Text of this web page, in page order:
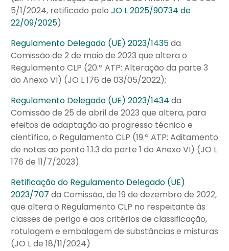
5/1/2024, retificado pelo JO L 2025/90734 de
22/09/2025)
Regulamento Delegado (UE) 2023/1435da
Comissão de 2 de maio de 2023 que altera o
Regulamento CLP (20.ª ATP: Alteração da parte 3
do Anexo VI) (JO L 176 de 03/05/2022);
Regulamento Delegado (UE) 2023/1434 da
Comissão de 25 de abril de 2023 que altera, para
efeitos de adaptação ao progresso técnico e
científico, o Regulamento CLP (19.ª ATP: Aditamento
de notas ao ponto 1.1.3 da parte 1 do Anexo VI) (JO L
176 de 11/7/2023)
Retificação do Regulamento Delegado (UE)
2023/707 da Comissão, de 19 de dezembro de 2022,
que altera o Regulamento CLP no respeitante às
classes de perigo e aos critérios de classificação,
rotulagem e embalagem de substâncias e misturas
(JO L de 18/11/2024)